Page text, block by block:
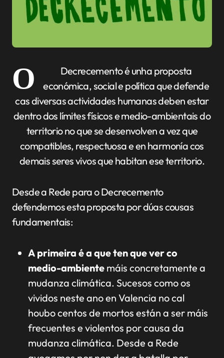
O
Decrecemento é unha proposta
económica, social e política que defende
cas diversas actividades humanas deben estar
dentro dos límites físicos e medio-ambientais do
territorio no que se desenvolven a vez que
compatibles, respectuosa e en harmonía cos
demais seres vivos que habitan ese territorio.
Desde a Rede para o Decrecemento
defendemos esta proposta por dúas cousas
fundamentais:
A primeira é a que ten que ver co
medio-ambiente máis concretamente a
mudanza climática. Sucesos como os
vividos neste ano en Valencia no cal
houbo centos de mortos están a ser máis
frecuentes e violentos por causa da
mudanza climática. Desde a Rede